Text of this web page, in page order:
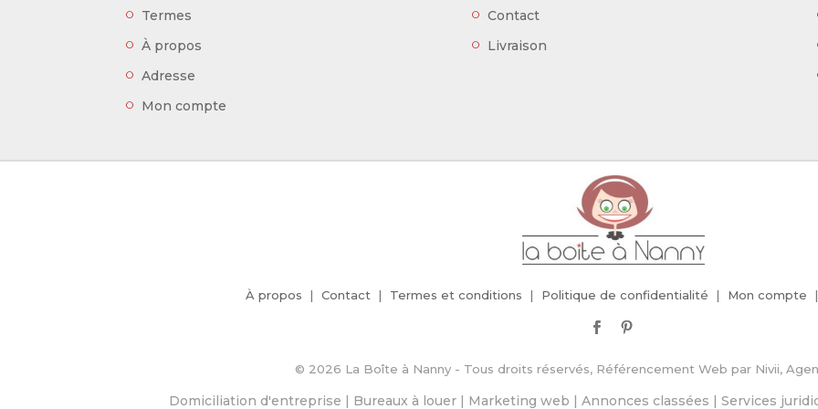
Termes
À propos
Adresse
Mon compte
Contact
Livraison
À propos Contact Termes et conditions Politique de confidentialité Mon compte
© 2026 La Boîte à Nanny - Tous droits réservés, Référencement Web par Nivii,
Domiciliation d'entreprise Bureaux à louer| Marketing web Annonces classées Services